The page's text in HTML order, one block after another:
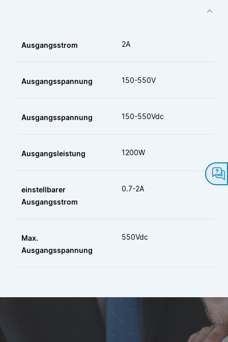
Ausgangsstrom 2A
Ausgangsspannung 150-550V
Ausgangsspannung 150-550Vdc
Ausgangsleistung 1200W
einstellbarer
Ausgangsstrom
0.7-2A
Max.
Ausgangsspannung
550Vdc